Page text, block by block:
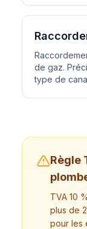
de gaz.
type de
Règle
TVA 10
plus de
pour les